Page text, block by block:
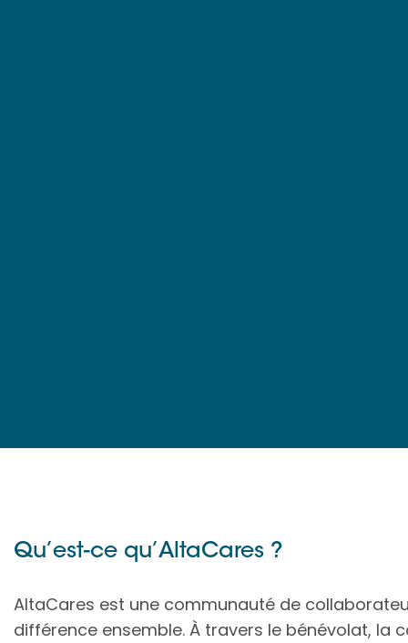
Qu’est-ce qu’AltaCares ?
AltaCares est une communauté de
différence ensemble. À travers le bénévolat, la